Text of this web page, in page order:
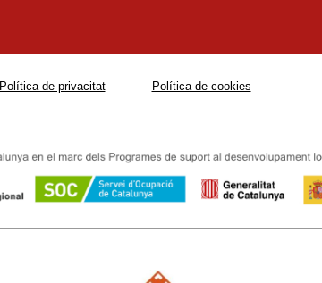
Política de privacitat Política de cookies